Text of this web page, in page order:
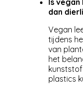
dan
Vegan
tijdens
van
het
plastics